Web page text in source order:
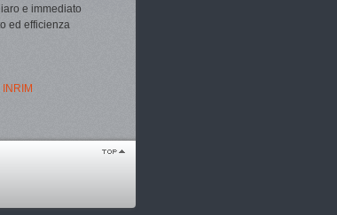
e immediato
ed efficienza
INRIM